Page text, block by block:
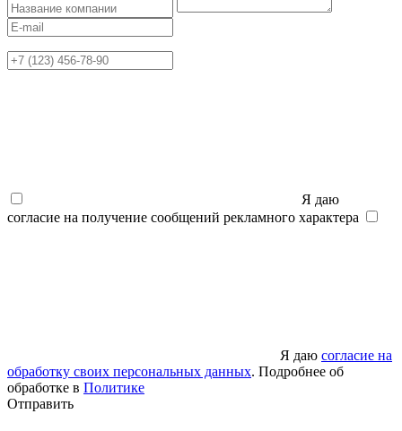
Я даю
согласие на получение сообщений рекламного характера
Я даю согласие на
обработку своих персональных данных. Подробнее об
обработке в Политике
Отправить